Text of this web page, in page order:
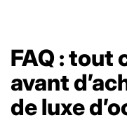
FAQ : tout
avant
de luxe